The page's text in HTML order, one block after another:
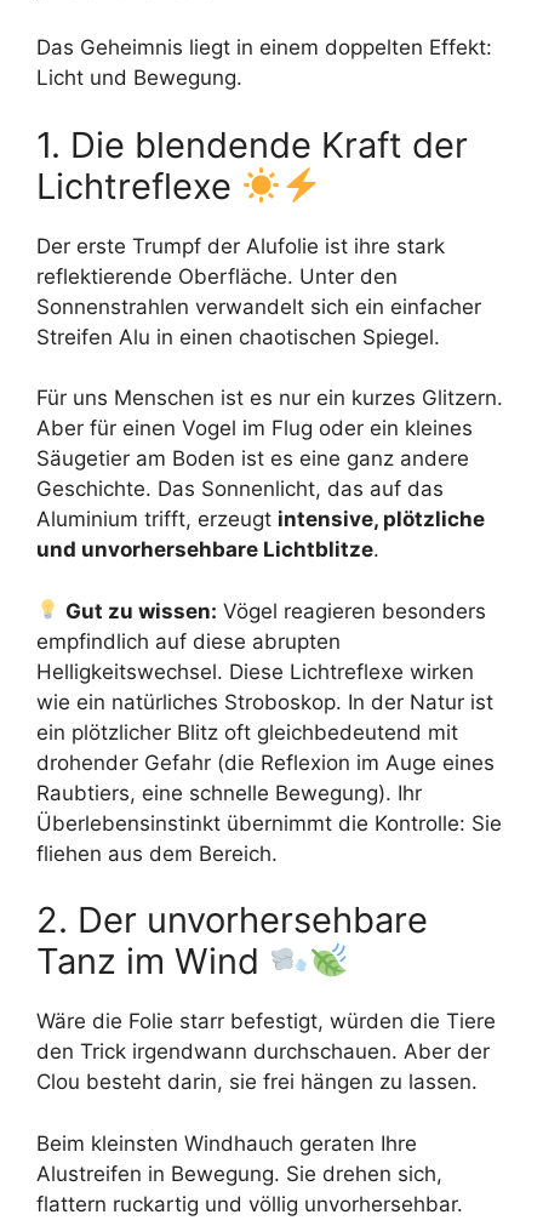
Das Geheimnis liegt in einem doppelten Effekt:
Licht und Bewegung.
1. Die blendende Kraft der
Lichtreflexe
Der erste Trumpf der Alufolie ist ihre stark
reflektierende Oberfläche. Unter den
Sonnenstrahlen verwandelt sich ein einfacher
Streifen Alu in einen chaotischen Spiegel.
Für uns Menschen ist es nur ein kurzes Glitzern.
Aber für einen Vogel im Flug oder ein kleines
Säugetier am Boden ist es eine ganz andere
Geschichte. Das Sonnenlicht, das auf das
Aluminium trifft, erzeugt intensive, plötzliche
und unvorhersehbare Lichtblitze.
Gut zu wissen: Vögel reagieren besonders
empfindlich auf diese abrupten
Helligkeitswechsel. Diese Lichtreflexe wirken
wie ein natürliches Stroboskop. In der Natur ist
ein plötzlicher Blitz oft gleichbedeutend mit
drohender Gefahr (die Reflexion im Auge eines
Raubtiers, eine schnelle Bewegung). Ihr
Überlebensinstinkt übernimmt die Kontrolle: Sie
fliehen aus dem Bereich.
2. Der unvorhersehbare
Tanz im Wind
Wäre die Folie starr befestigt, würden die Tiere
den Trick irgendwann durchschauen. Aber der
Clou besteht darin, sie frei hängen zu lassen.
Beim kleinsten Windhauch geraten Ihre
Alustreifen in Bewegung. Sie drehen sich,
flattern ruckartig und völlig unvorhersehbar.